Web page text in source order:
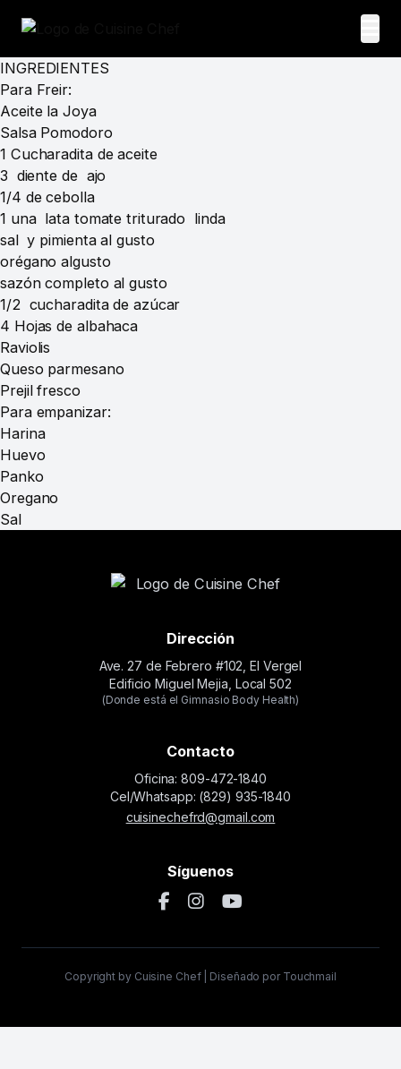
INGREDIENTES
Para Freir:
Aceite la Joya
Salsa Pomodoro
1 Cucharadita de aceite
3 diente de ajo
1/4 de cebolla
1 una lata tomate triturado linda
sal y pimienta al gusto
orégano algusto
sazón completo al gusto
1/2 cucharadita de azúcar
4 Hojas de albahaca
Raviolis
Queso parmesano
Prejil fresco
Para empanizar:
Harina
Huevo
Panko
Oregano
Sal
Dirección
Ave. 27 de Febrero #102, El Vergel
Edificio Miguel Mejia, Local 502
(Donde está el Gimnasio Body Health)
Contacto
Oficina: 809-472-1840
Cel/Whatsapp: (829) 935-1840
cuisinechefrd@gmail.com
Síguenos
Copyright by Cuisine Chef | Diseñado por Touchmail